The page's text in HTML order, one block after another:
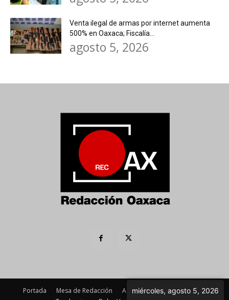
Venta ilegal de armas por internet aumenta
500% en Oaxaca; Fiscalía...
agosto 5, 2026
Portada Mesa de Redacción Agenda Política
Imagen
miércoles, agosto 5, 2026